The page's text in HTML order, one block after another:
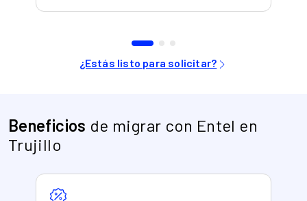
Beneficios de migrar con Entel en
Trujillo